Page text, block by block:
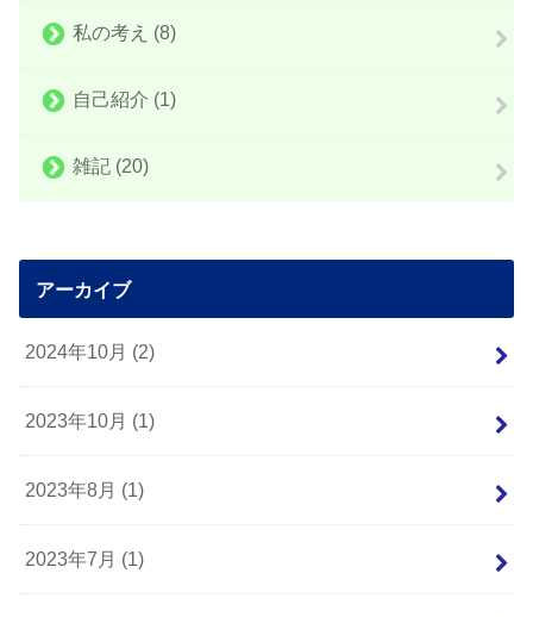
私の考え (8)
自己紹介 (1)
雑記 (20)
アーカイブ
2024年10月 (2)
2023年10月 (1)
2023年8月 (1)
2023年7月 (1)